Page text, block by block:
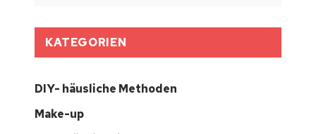
KATEGORIEN
DIY- häusliche Methoden
Make-up